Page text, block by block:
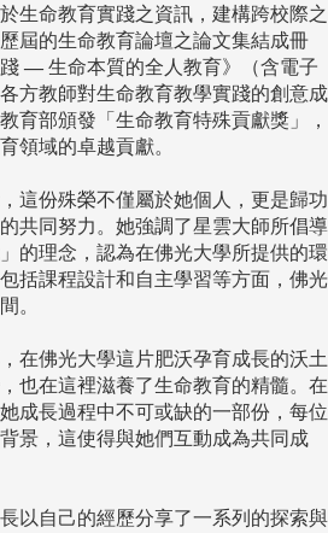
生命教育實踐之資訊，建構跨校際之
屆的生命教育論壇之論文集結成冊
— 生命本質的全人教育》（含電子
方教師對生命教育教學實踐的創意成
育部頒發「生命教育特殊貢獻獎」，
領域的卓越貢獻。
這份殊榮不僅屬於她個人，更是歸功
共同努力。她強調了星雲大師所倡導
的理念，認為在佛光大學所提供的環
括課程設計和自主學習等方面，佛光
。
在佛光大學這片肥沃孕育成長的沃土
也在這裡滋養了生命教育的精髓。在
成長過程中不可或缺的一部份，每位
景，這使得與她們互動成為共同成
以自己的經歷分享了一系列的探索與